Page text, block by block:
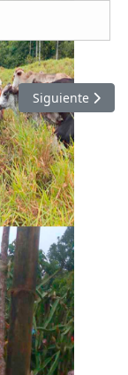
Artículo
Siguiente